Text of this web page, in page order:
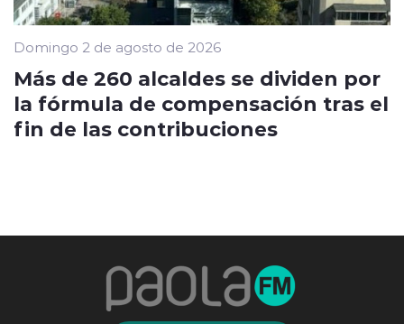
Domingo 2 de agosto de 2026
Más de 260 alcaldes se dividen por
la fórmula de compensación tras el
fin de las contribuciones